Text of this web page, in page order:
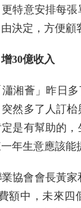
特意安排每張
決定，方便顧
30億收入
湘薈」昨日
然多了人訂
是有幫助的
年生意應該能
協會會長黃
額中，未來四